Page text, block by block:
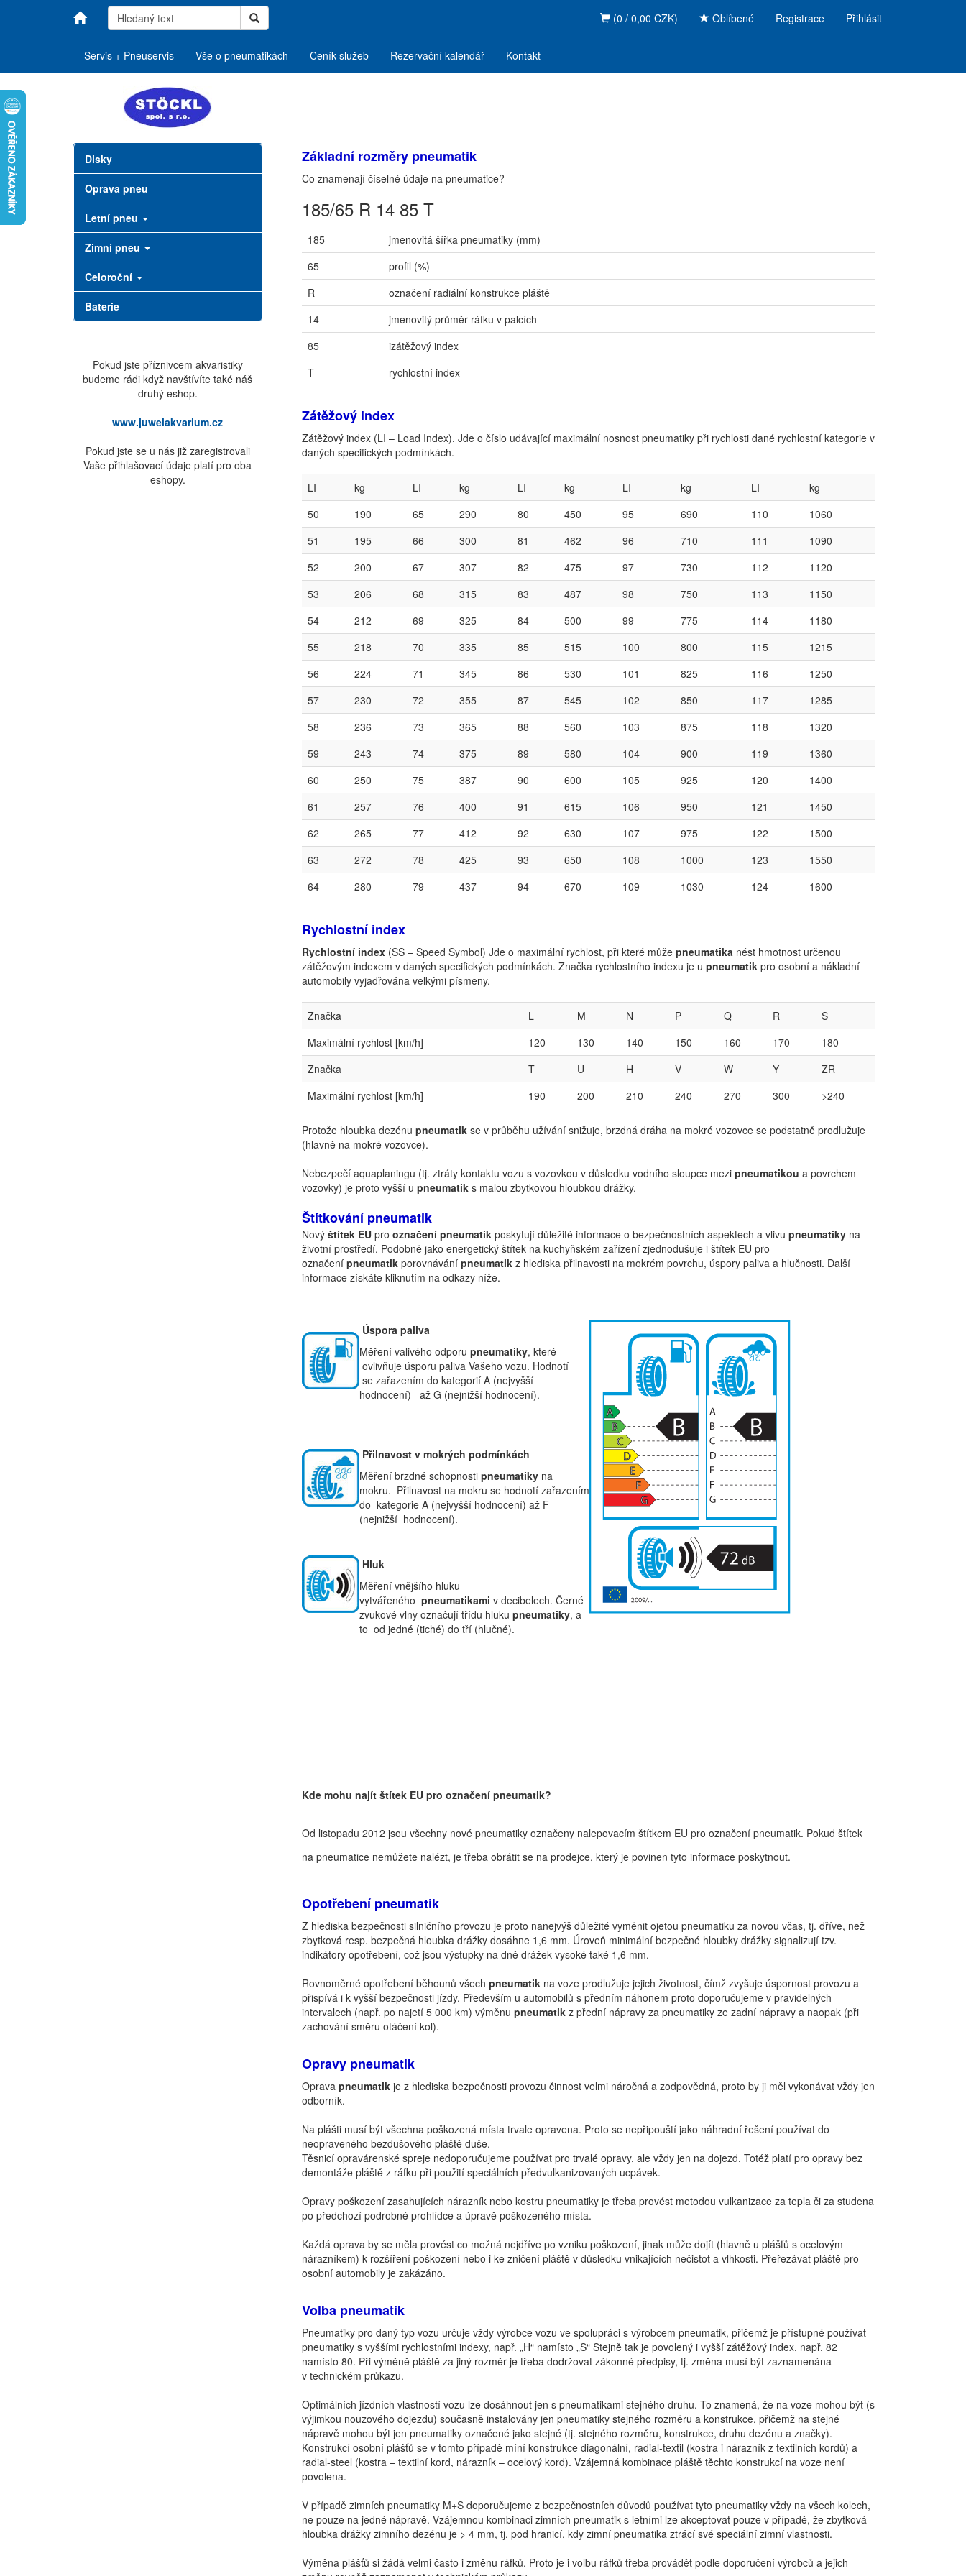
Registrace Přihlásit
(0 / 0,00 CZK) Oblíbené
Servis + Pneuservis Vše o pneumatikách Ceník služeb Rezervační kalendář Kontakt
Disky
Oprava pneu
Letní pneu
Zimní pneu
Celoroční
Baterie
Pokud jste příznivcem akvaristiky
budeme rádi když navštívíte také náš
druhý eshop.
www.juwelakvarium.cz
Pokud jste se u nás již zaregistrovali
Vaše přihlašovací údaje platí pro oba
eshopy.
Základní rozměry pneumatik
Co znamenají číselné údaje na pneumatice?
185/65 R 14 85 T
185
jmenovitá šířka pneumatiky (mm)
65
profil (%)
R
označení radiální konstrukce pláště
14
jmenovitý průměr ráfku v palcích
85
izátěžový index
T
rychlostní index
Zátěžový index
Zátěžový index (LI – Load Index). Jde o číslo udávající maximální nosnost pneumatiky při rychlosti dané rychlostní kategorie v
daných specifických podmínkách.
LI kg LI kg LI kg LI kg LI
kg
50
190 65 290 80 450 95 690 110
1060
51
195 66 300 81 462 96 710 111
1090
52
200 67 307 82 475 97 730 112
1120
53
206 68 315 83 487 98 750 113
1150
54
212 69 325 84 500 99 775 114
1180
55
218 70 335 85 515 100 800 115
1215
56
224 71 345 86 530 101 825 116
1250
57
230 72 355 87 545 102 850 117
1285
58
236 73 365 88 560 103 875 118
1320
59
243 74 375 89 580 104 900 119
1360
60
250 75 387 90 600 105 925 120
1400
61
257 76 400 91 615 106 950 121
1450
62
265 77 412 92 630 107 975 122
1500
63
272 78 425 93 650 108 1000 123
1550
64
280 79 437 94 670 109 1030 124 1600
Rychlostní index
Rychlostní index(SS – Speed Symbol) Jde o maximální rychlost, při které může pneumatikanést hmotnost určenou
zátěžovým indexem v daných specifických podmínkách. Značka rychlostního indexu je u pneumatikpro osobní a nákladní
automobily vyjadřována velkými písmeny.
Značka L M N P Q R
S
Maximální rychlost [km/h]
120 130 140 150 160 170
180
Značka
T U H V W Y
ZR
Maximální rychlost [km/h]
190 200 210 240 270 300 >240
Protože hloubka dezénu pneumatikse v průběhu užívání snižuje, brzdná dráha na mokré vozovce se podstatně prodlužuje
(hlavně na mokré vozovce).
Nebezpečí aquaplaningu (tj. ztráty kontaktu vozu s vozovkou v důsledku vodního sloupce mezi pneumatikou a povrchem
vozovky) je proto vyšší u pneumatiks malou zbytkovou hloubkou drážky.
Štítkování pneumatik
Nový štítek EUpro označení pneumatikposkytují důležité informace o bezpečnostních aspektech a vlivu pneumatiky na
životní prostředí. Podobně jako energetický štítek na kuchyňském zařízení zjednodušuje i štítek EU pro
označení pneumatikporovnávání pneumatikz hlediska přilnavosti na mokrém povrchu, úspory paliva a hlučnosti. Další
informace získáte kliknutím na odkazy níže.
Úspora paliva
Měření valivého odporu pneumatiky, které
ovlivňuje úsporu paliva Vašeho vozu. Hodnotí
se zařazením do kategorií A (nejvyšší
hodnocení) až G (nejnižší hodnocení).
Přilnavost v mokrých podmínkách
Měření brzdné schopnosti pneumatikyna
mokru. Přilnavost na mokru se hodnotí zařazením
do kategorie A (nejvyšší hodnocení) až F
(nejnižší hodnocení).
Hluk
Měření vnějšího hluku
vytvářeného pneumatikami v decibelech. Černé
zvukové vlny označují třídu hluku pneumatiky, a
to od jedné (tiché) do tří (hlučné).
Kde mohu najít štítek EU pro označení pneumatik?
Od listopadu 2012 jsou všechny nové pneumatiky označeny nalepovacím štítkem EU pro označení pneumatik. Pokud štítek
na pneumatice nemůžete nalézt, je třeba obrátit se na prodejce, který je povinen tyto informace poskytnout.
Opotřebení pneumatik
Z hlediska bezpečnosti silničního provozu je proto nanejvýš důležité vyměnit ojetou pneumatiku za novou včas, tj. dříve, než
zbytková resp. bezpečná hloubka drážky dosáhne 1,6 mm. Úroveň minimální bezpečné hloubky drážky signalizují tzv.
indikátory opotřebení, což jsou výstupky na dně drážek vysoké také 1,6 mm.
Rovnoměrné opotřebení běhounů všech pneumatikna voze prodlužuje jejich životnost, čímž zvyšuje úspornost provozu a
přispívá i k vyšší bezpečnosti jízdy. Především u automobilů s předním náhonem proto doporučujeme v pravidelných
intervalech (např. po najetí 5 000 km) výměnu pneumatikz přední nápravy za pneumatiky ze zadní nápravy a naopak (při
zachování směru otáčení kol).
Opravy pneumatik
Oprava pneumatikje z hlediska bezpečnosti provozu činnost velmi náročná a zodpovědná, proto by ji měl vykonávat vždy jen
odborník.
Na plášti musí být všechna poškozená místa trvale opravena. Proto se nepřipouští jako náhradní řešení používat do
neopraveného bezdušového pláště duše.
Těsnicí opravárenské spreje nedoporučujeme používat pro trvalé opravy, ale vždy jen na dojezd. Totéž platí pro opravy bez
demontáže pláště z ráfku při použití speciálních předvulkanizovaných ucpávek.
Opravy poškození zasahujících nárazník nebo kostru pneumatiky je třeba provést metodou vulkanizace za tepla či za studena
po předchozí podrobné prohlídce a úpravě poškozeného místa.
Každá oprava by se měla provést co možná nejdříve po vzniku poškození, jinak může dojít (hlavně u plášťů s ocelovým
nárazníkem) k rozšíření poškození nebo i ke zničení pláště v důsledku vnikajících nečistot a vlhkosti. Přeřezávat pláště pro
osobní automobily je zakázáno.
Volba pneumatik
Pneumatiky pro daný typ vozu určuje vždy výrobce vozu ve spolupráci s výrobcem pneumatik, přičemž je přístupné používat
pneumatiky s vyššími rychlostními indexy, např. „H“ namísto „S“ Stejně tak je povolený i vyšší zátěžový index, např. 82
namísto 80. Při výměně pláště za jiný rozměr je třeba dodržovat zákonné předpisy, tj. změna musí být zaznamenána
v technickém průkazu.
Optimálních jízdních vlastností vozu lze dosáhnout jen s pneumatikami stejného druhu. To znamená, že na voze mohou být (s
výjimkou nouzového dojezdu) současně instalovány jen pneumatiky stejného rozměru a konstrukce, přičemž na stejné
nápravě mohou být jen pneumatiky označené jako stejné (tj. stejného rozměru, konstrukce, druhu dezénu a značky).
Konstrukcí osobní plášťů se v tomto případě míní konstrukce diagonální, radial-textil (kostra i nárazník z textilních kordů) a
radial-steel (kostra – textilní kord, nárazník – ocelový kord). Vzájemná kombinace pláště těchto konstrukcí na voze není
povolena.
V případě zimních pneumatiky M+S doporučujeme z bezpečnostních důvodů používat tyto pneumatiky vždy na všech kolech,
ne pouze na jedné nápravě. Vzájemnou kombinaci zimních pneumatik s letními lze akceptovat pouze v případě, že zbytková
hloubka drážky zimního dezénu je > 4 mm, tj. pod hranicí, kdy zimní pneumatika ztrácí své speciální zimní vlastnosti.
Výměna plášťů si žádá velmi často i změnu ráfků. Proto je i volbu ráfků třeba provádět podle doporučení výrobců a jejich